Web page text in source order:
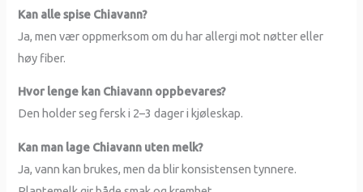
Kan alle spise Chiavann?
Ja, men vær oppmerksom om du har allergi mot nøtter eller
høy fiber.
Hvor lenge kan Chiavann oppbevares?
Den holder seg fersk i 2–3 dager i kjøleskap.
Kan man lage Chiavann uten melk?
Ja, vann kan brukes, men da blir konsistensen tynnere.